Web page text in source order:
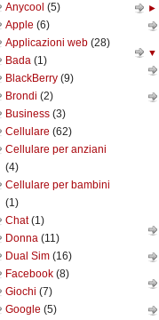
Anycool (5)
Apple (6)
Applicazioni web (28)
Bada (1)
BlackBerry (9)
Brondi (2)
Business (3)
Cellulare (62)
Cellulare per anziani
(4)
Cellulare per bambini
(1)
Chat(1)
Donna (11)
Dual Sim (16)
Facebook (8)
Giochi (7)
Google (5)
►
▼